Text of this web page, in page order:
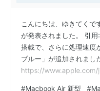
こんにちは、ゆきてく
が発表されました。 引
搭載で、さらに処理速度
ブルー」が追加されまし
https://www.apple.com/
#Macbook Air 新型 #